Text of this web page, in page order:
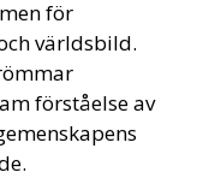
för
världsbild.
förståelse av